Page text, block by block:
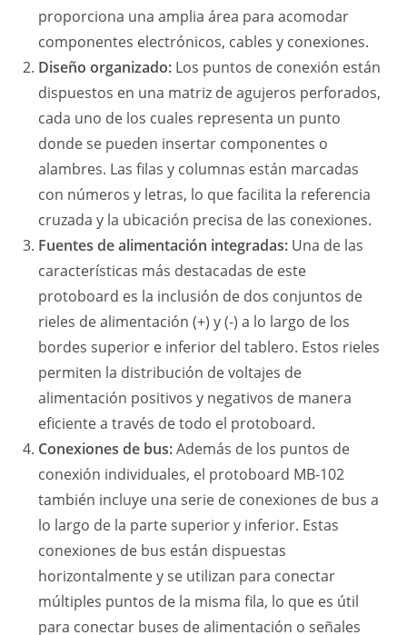
proporciona una amplia área para acomodar
componentes electrónicos, cables y conexiones.
Diseño organizado: Los puntos de conexión están
dispuestos en una matriz de agujeros perforados,
cada uno de los cuales representa un punto
donde se pueden insertar componentes o
alambres. Las filas y columnas están marcadas
con números y letras, lo que facilita la referencia
cruzada y la ubicación precisa de las conexiones.
Fuentes de alimentación integradas: Una de las
características más destacadas de este
protoboard es la inclusión de dos conjuntos de
rieles de alimentación (+) y (-) a lo largo de los
bordes superior e inferior del tablero. Estos rieles
permiten la distribución de voltajes de
alimentación positivos y negativos de manera
eficiente a través de todo el protoboard.
Conexiones de bus:Además de los puntos de
conexión individuales, el protoboard MB-102
también incluye una serie de conexiones de bus a
lo largo de la parte superior y inferior. Estas
conexiones de bus están dispuestas
horizontalmente y se utilizan para conectar
múltiples puntos de la misma fila, lo que es útil
para conectar buses de alimentación o señales